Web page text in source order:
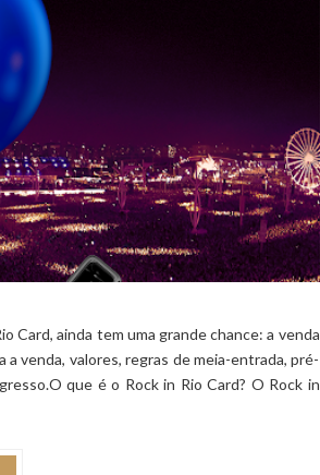
Card, ainda tem uma grande chance: a venda
venda, valores, regras de meia-entrada, pré-
que é o Rock in Rio Card? O Rock in